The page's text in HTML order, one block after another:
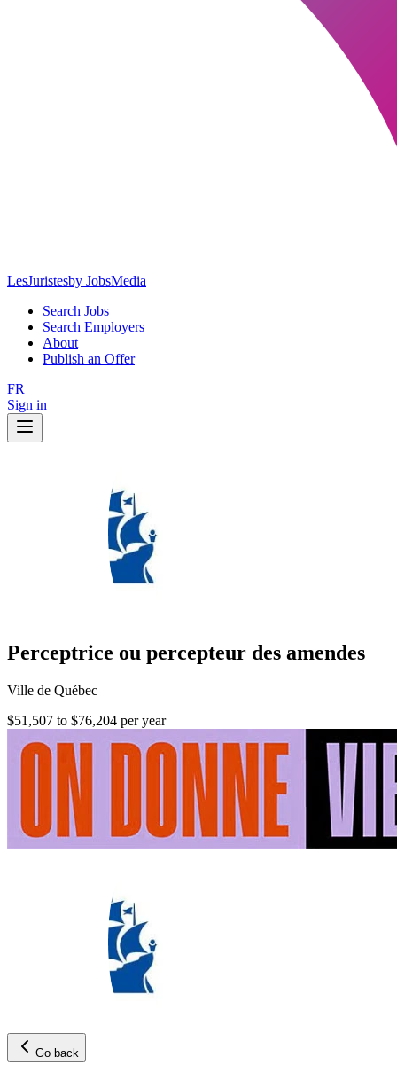
LesJuristesby JobsMedia
Search Jobs
Search Employers
About
Publish an Offer
FR
Sign in
Perceptrice ou percepteur des amendes
Ville de Québec
$51,507 to $76,204 per year
Go back